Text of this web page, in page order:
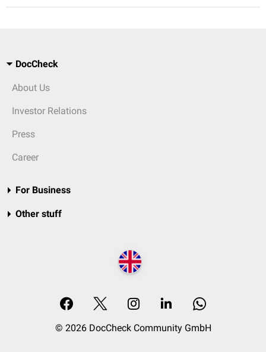
DocCheck
About Us
Investor Relations
Press
Career
For Business
Other stuff
© 2026 DocCheck Community GmbH